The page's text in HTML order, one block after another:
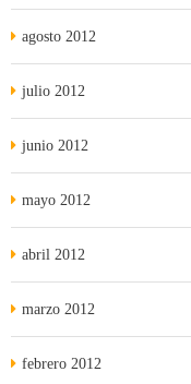
agosto 2012
julio 2012
junio 2012
mayo 2012
abril 2012
marzo 2012
febrero 2012